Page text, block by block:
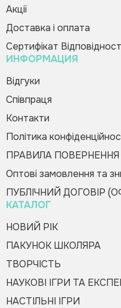
Будь-ласка,
Оформити
Акції
Доставка і оплата
Сертифікат
ИНФОРМАЦИЯ
Відгуки
Співпраця
Контакти
Політика
ПРАВИЛА ПОВЕРНЕННЯ І
Оптові замовлення та
ПУБЛІЧНИЙ ДОГОВІР
КАТАЛОГ
НОВИЙ РІК
ПАКУНОК ШКОЛЯРА
ТВОРЧІСТЬ
НАУКОВІ ІГРИ ТА
НАСТІЛЬНІ ІГРИ